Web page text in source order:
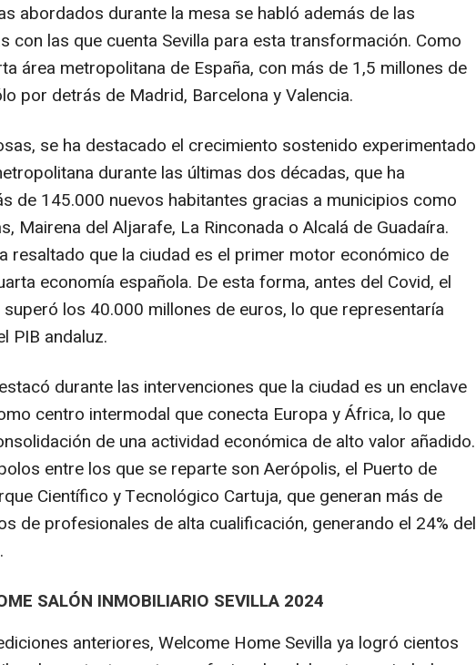
abordados durante la mesa se habló además de las
con las que cuenta Sevilla para esta transformación. Como
área metropolitana de España, con más de 1,5 millones de
por detrás de Madrid, Barcelona y Valencia.
se ha destacado el crecimiento sostenido experimentado
durante las últimas dos décadas, que ha
de 145.000 nuevos habitantes gracias a municipios como
Mairena del Aljarafe, La Rinconada o Alcalá de Guadaíra.
resaltado que la ciudad es el primer motor económico de
economía española. De esta forma, antes del Covid, el
superó los 40.000 millones de euros, lo que representaría
PIB andaluz.
durante las intervenciones que la ciudad es un enclave
centro intermodal que conecta Europa y África, lo que
de una actividad económica de alto valor añadido.
entre los que se reparte son Aerópolis, el Puerto de
Científico y Tecnológico Cartuja, que generan más de
de profesionales de alta cualificación, generando el 24% del
SALÓN INMOBILIARIO SEVILLA 2024
anteriores, Welcome Home Sevilla ya logró cientos